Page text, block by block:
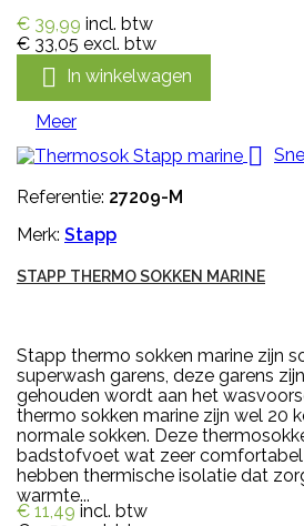
€ 39,99 incl. btw
€ 33,05 excl. btw
 In winkelwagen
Meer

Referentie: 27209-M
Merk: Stapp
STAPP THERMO SOKKEN MARINE
Stapp thermo sokken marine zijn
superwash garens, deze garens
gehouden wordt aan het
thermo sokken marine zijn wel 20
normale sokken. Deze
badstofvoet wat zeer comfortabel
hebben thermische isolatie dat
warmte...
€ 11,49 incl. btw